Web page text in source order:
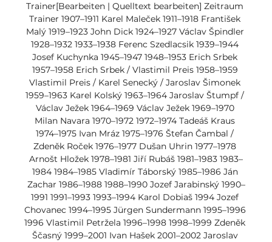
Trainer[Bearbeiten | Quelltext bearbeiten] Zeitraum
Trainer 1907–1911 Karel Maleček 1911–1918 František
Malý 1919–1923 John Dick 1924–1927 Václav Špindler
1928–1932 1933–1938 Ferenc Szedlacsik 1939–1944
Josef Kuchynka 1945–1947 1948–1953 Erich Srbek
1957–1958 Erich Srbek / Vlastimil Preis 1958–1959
Vlastimil Preis / Karel Senecký / Jaroslav Šimonek
1959–1963 Karel Kolský 1963–1964 Jaroslav Štumpf /
Václav Ježek 1964–1969 Václav Ježek 1969–1970
Milan Navara 1970–1972 1972–1974 Tadeáš Kraus
1974–1975 Ivan Mráz 1975–1976 Štefan Čambal /
Zdeněk Roček 1976–1977 Dušan Uhrin 1977–1978
Arnošt Hložek 1978–1981 Jiří Rubáš 1981–1983 1983–
1984 1984–1985 Vladimír Táborský 1985–1986 Ján
Zachar 1986–1988 1988–1990 Jozef Jarabinský 1990–
1991 1991–1993 1993–1994 Karol Dobiaš 1994 Jozef
Chovanec 1994–1995 Jürgen Sundermann 1995–1996
1996 Vlastimil Petržela 1996–1998 1998–1999 Zdeněk
Ščasný 1999–2001 Ivan Hašek 2001–2002 Jaroslav